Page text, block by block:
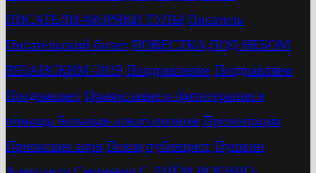
ПИСАТЕЛИ-МОРЯКИ ТУЛЫ Писатель
Писательский билет ПОВЕСТКА ПОД НЕБОМ
РЯЗАНСКИМ-2019 Поздравление Поздравляем
Поздравляет Православие и фитотерапия в
помощь больным алкоголизмом Презентация
Приокские зори Псков публицист Пушкин